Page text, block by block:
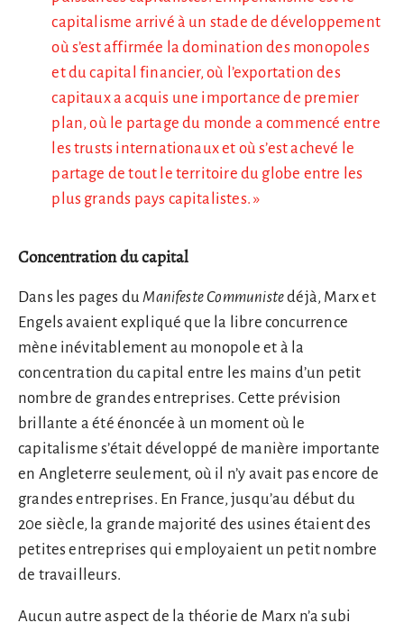
capitalisme arrivé à un stade de développement
où s’est affirmée la domination des monopoles
et du capital financier, où l’exportation des
capitaux a acquis une importance de premier
plan, où le partage du monde a commencé entre
les trusts internationaux et où s’est achevé le
partage de tout le territoire du globe entre les
plus grands pays capitalistes. »
Concentration du capital
Dans les pages duManifeste Communistedéjà, Marx et
Engels avaient expliqué que la libre concurrence
mène inévitablement au monopole et à la
concentration du capital entre les mains d’un petit
nombre de grandes entreprises. Cette prévision
brillante a été énoncée à un moment où le
capitalisme s’était développé de manière importante
en Angleterre seulement, où il n’y avait pas encore de
grandes entreprises. En France, jusqu’au début du
20e siècle, la grande majorité des usines étaient des
petites entreprises qui employaient un petit nombre
de travailleurs.
Aucun autre aspect de la théorie de Marx n’a subi